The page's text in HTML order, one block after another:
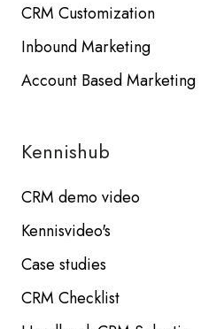
CRM Customization
Inbound Marketing
Account Based Marketing
Kennishub
CRM demo video
Kennisvideo's
Case studies
CRM Checklist